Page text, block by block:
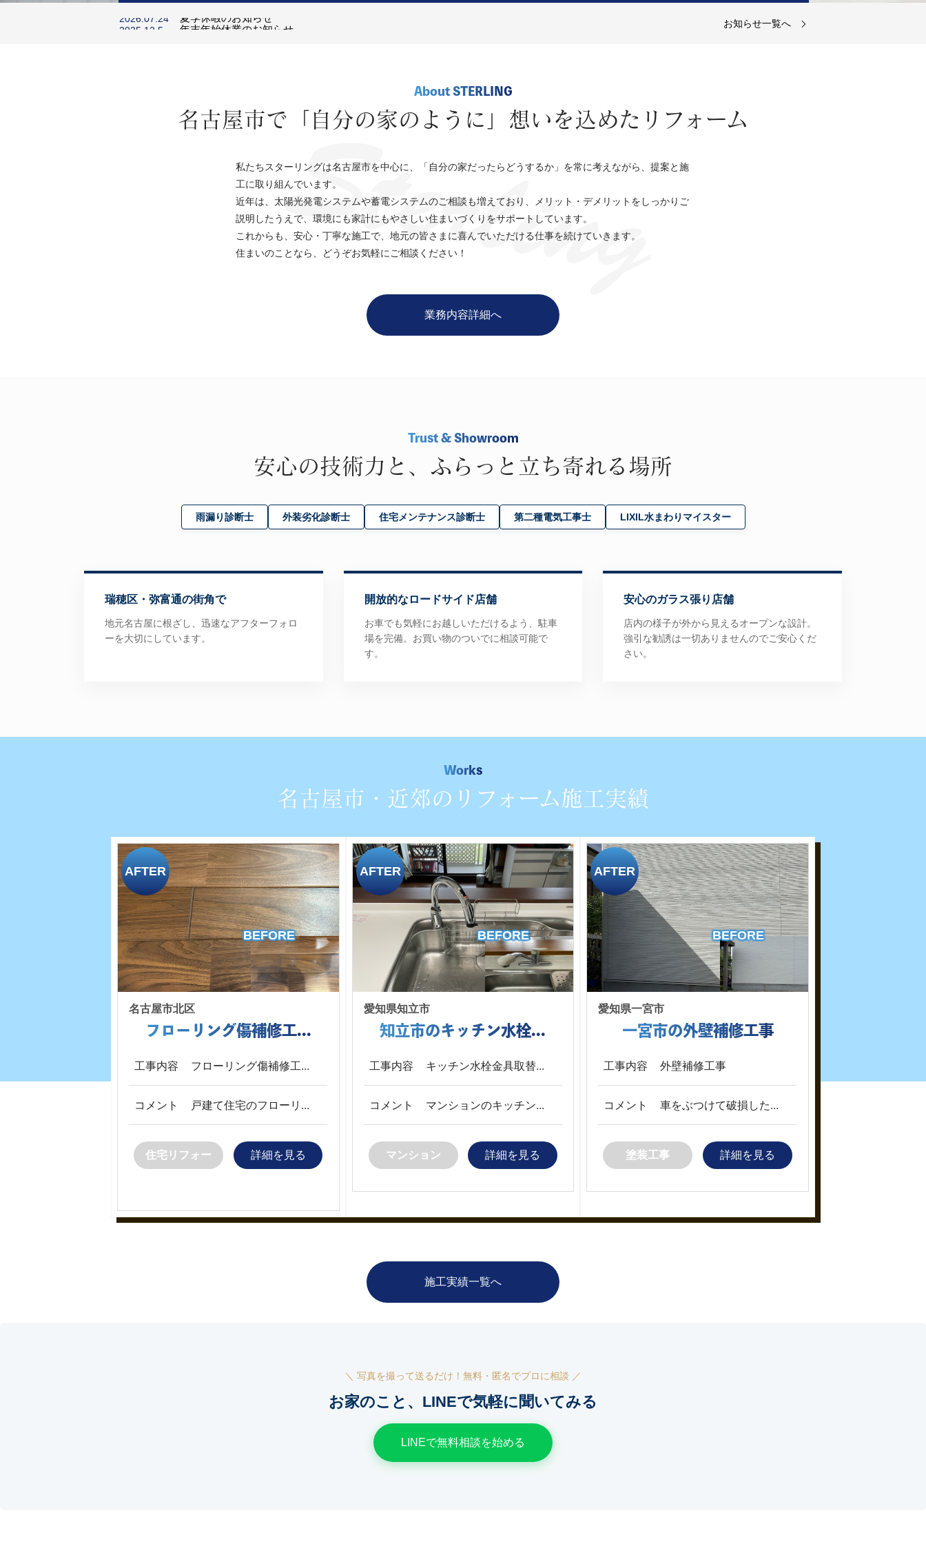
スターリングは安心・確実で確かな施
をぜひご覧ください。
住宅リフォームに関する事ならお任せ
2025.12.5 年末年始休業のお知らせ お知らせ一覧へ
Sterling
About STERLING
名古屋市で「自分の家のように」想いを込めたリフォーム
私たちスターリングは名古屋市を中心に、「自分の家だったらどうするか」を常に考えながら、提案と施
工に取り組んでいます。
近年は、太陽光発電システムや蓄電システムのご相談も増えており、メリット・デメリットをしっかりご
説明したうえで、環境にも家計にもやさしい住まいづくりをサポートしています。
これからも、安心・丁寧な施工で、地元の皆さまに喜んでいただける仕事を続けていきます。
住まいのことなら、どうぞお気軽にご相談ください！
業務内容詳細へ
Trust & Showroom
安心の技術力と、ふらっと立ち寄れる場所
雨漏り診断士 外装劣化診断士 住宅メンテナンス診断士 第二種電気工事士 LIXIL水まわりマイスター
瑞穂区・弥富通の街角で
地元名古屋に根ざし、迅速なアフターフォロ
ーを大切にしています。
開放的なロードサイド店舗
お車でも気軽にお越しいただけるよう、駐車
場を完備。お買い物のついでに相談可能で
す。
安心のガラス張り店舗
店内の様子が外から見えるオープンな設計。
強引な勧誘は一切ありませんのでご安心くだ
さい。
Works
名古屋市・近郊のリフォーム施工実績
BEFORE
AFTER
名古屋市北区
フローリング傷補修工...
工事内容 フローリング傷補修工...
コメント 戸建て住宅のフローリ...
住宅リフォー 詳細を見る
BEFORE
AFTER
愛知県知立市
知立市のキッチン水栓...
工事内容 キッチン水栓金具取替...
コメント マンションのキッチン...
マンション 詳細を見る
BEFORE
AFTER
愛知県一宮市
一宮市の外壁補修工事
工事内容 外壁補修工事
コメント 車をぶつけて破損した...
塗装工事 詳細を見る
施工実績一覧へ
＼ 写真を撮って送るだけ！無料・匿名でプロに相談 ／
お家のこと、 LINEで気軽に聞いてみる
LINEで無料相談を始める